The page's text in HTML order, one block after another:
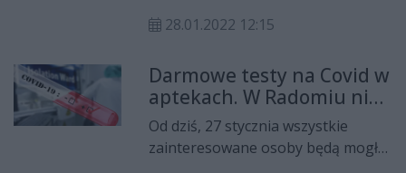
Obrony Terytorialnej uruchamiają
wykonać bezpłatne - w przypadku
posiadania skierowania
lekarskiego - testy na COVID.
28.01.2022 12:15
Darmowe testy na Covid w
aptekach. W Radomiu nie
zrobisz!
Od dziś, 27 stycznia wszystkie
zainteresowane osoby będą mogły